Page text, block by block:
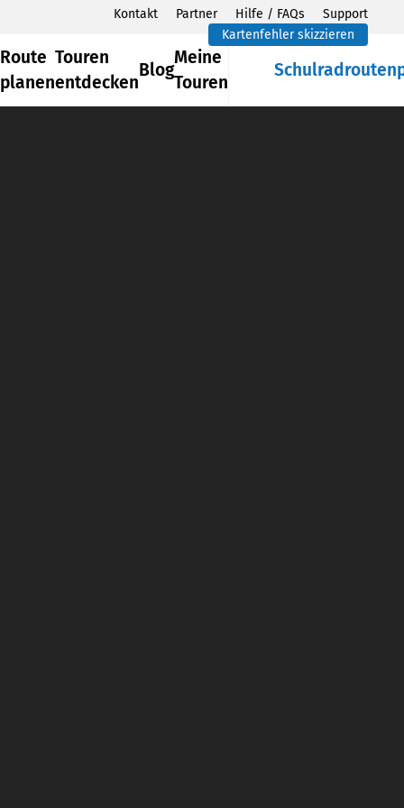
Kontakt Partner Hilfe / FAQs
Support
Kartenfehler skizzieren
Route
planen
Touren
entdecken
Blog
Meine
Touren